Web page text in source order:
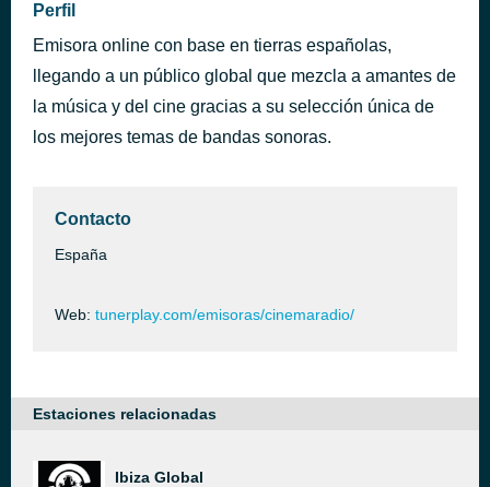
Powaqqatsi
Philip Glass
The Void
Steven Price
hace 36 minutos
Conquest of Paradise
Perfil
Emisora online con base en tierras españolas,
llegando a un público global que mezcla a amantes de
la música y del cine gracias a su selección única de
los mejores temas de bandas sonoras.
Contacto
España
Web: tunerplay.com/emisoras/cinemaradio/
Estaciones relacionadas
Ibiza Global